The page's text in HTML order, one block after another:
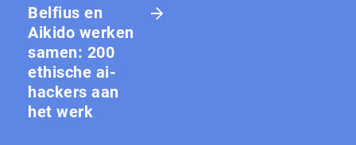
Belfius en
Aikido werken
samen: 200
ethische ai-
hackers aan
het werk